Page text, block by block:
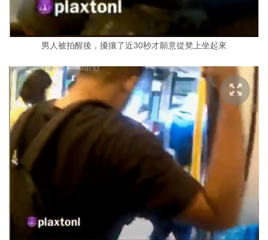
男人被拍醒後，擾攘了近30秒才願意從凳上坐起來